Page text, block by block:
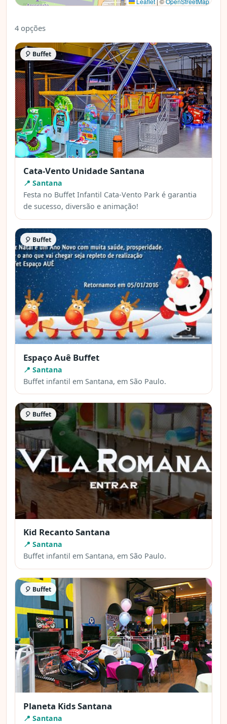
4 opções
🎈 Buffet
Cata-Vento Unidade Santana
📍 Santana
Festa no Buffet Infantil Cata-Vento Park é garantia
de sucesso, diversão e animação!
🎈 Buffet
Espaço Auê Buffet
📍 Santana
Buffet infantil em Santana, em São Paulo.
🎈 Buffet
Kid Recanto Santana
📍 Santana
Buffet infantil em Santana, em São Paulo.
🎈 Buffet
Planeta Kids Santana
📍 Santana